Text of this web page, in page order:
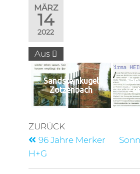
MÄRZ
14
2022
Aus
Sandsteinkugel
Zotzenbach
ZURÜCK
96 Jahre Merker
H+G